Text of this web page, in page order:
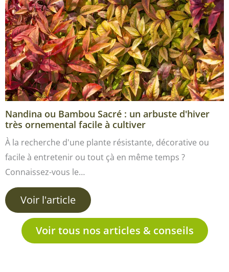
Nandina ou Bambou Sacré : un arbuste d'hiver
très ornemental facile à cultiver
À la recherche d'une plante résistante, décorative ou
facile à entretenir ou tout çà en même temps ?
Connaissez-vous le…
Voir l'article
Voir tous nos articles & conseils